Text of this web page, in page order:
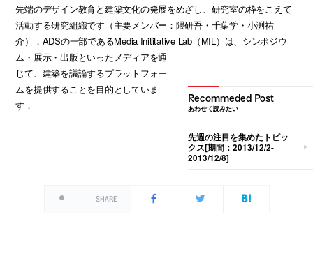
先端のデザイン教育と建築文化の発展をめざし、研究室の枠をこえて
活動する研究組織です（主要メンバー：隈研吾・千葉学・小渕祐
介）．ADSの一部であるMedia Inititative Lab（MIL）は、シンポジウ
ム・展示・出版といったメディアを通
じて、建築を議論するプラットフォー
ムを提供することを目的としていま
す．
あわせて読みたい
先週の注目を集めたトピッ
クス[期間：2013/12/2-
2013/12/8]
SHARE